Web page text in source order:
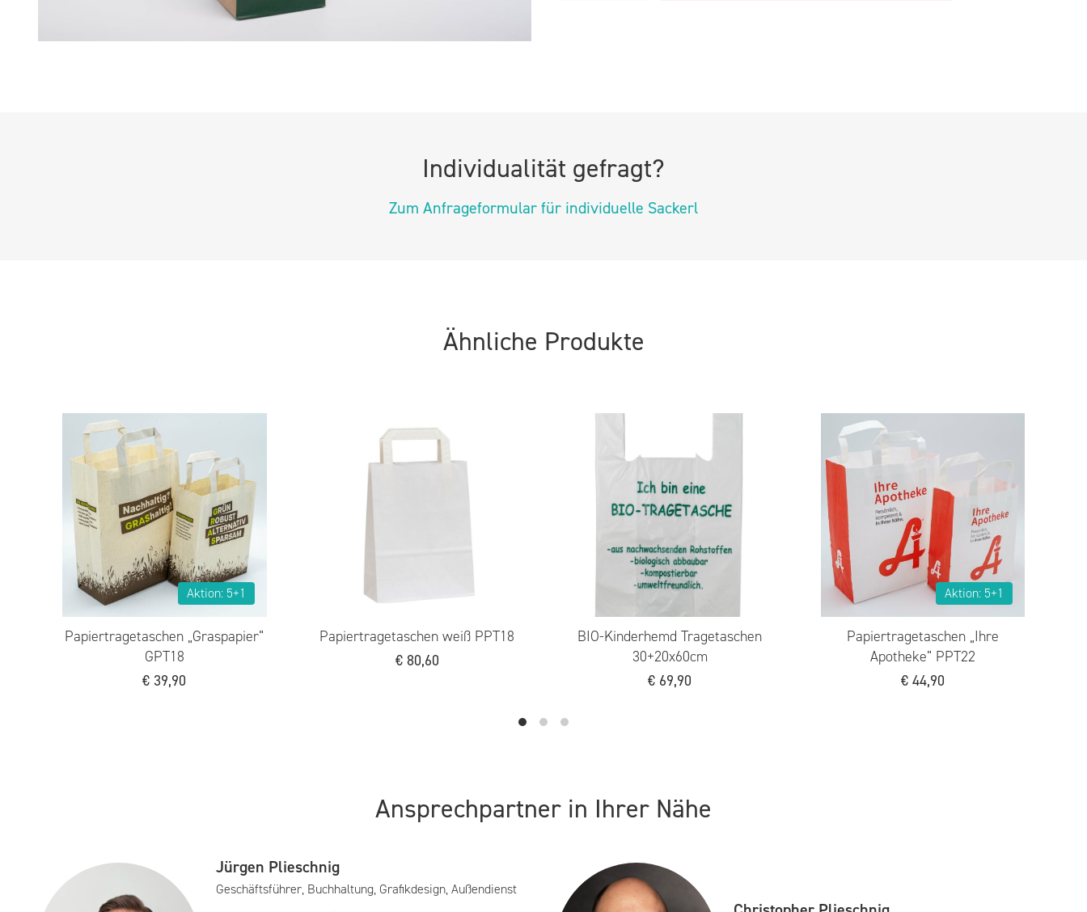
Individualität gefragt?
Zum Anfrageformular für individuelle Sackerl
Ähnliche Produkte
Aktion: 5+1
Papiertragetaschen „Ihre
Apotheke“ PPT22
44,90
Papiertragetaschen weiß PPT22
0,32
Papiertragetaschen PPTT ca.
32+16x44cm
138,70
Papiertragetaschen braun ca.
22+10x28cm
86,90
Ansprechpartner in Ihrer Nähe
Jürgen Plieschnig
Geschäftsführer, Buchhaltung, Grafikdesign, Außendienst